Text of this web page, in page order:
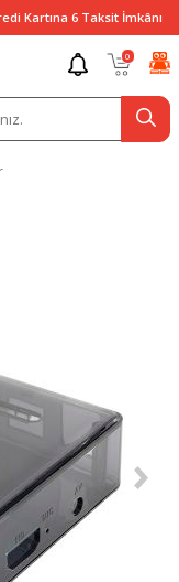
Kartına 6 Taksit İmkânı
0